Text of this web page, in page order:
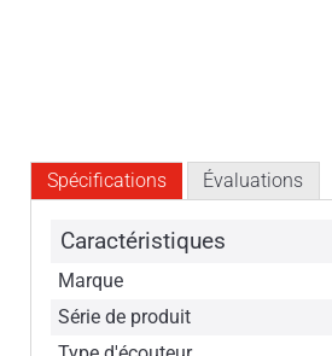
Spécifications Évaluations
Caractéristiques
Marque
Série de produit